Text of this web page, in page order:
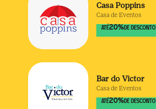
Casa Poppins
Casa de Eventos
ATÉ20% DE DESCONTO
Bar do Victor
Casa de Eventos
ATÉ20% DE DESCONTO